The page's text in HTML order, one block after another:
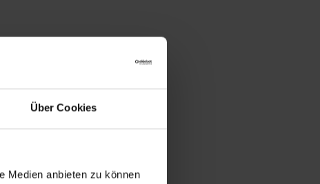
Über Cookies
Medien anbieten zu können